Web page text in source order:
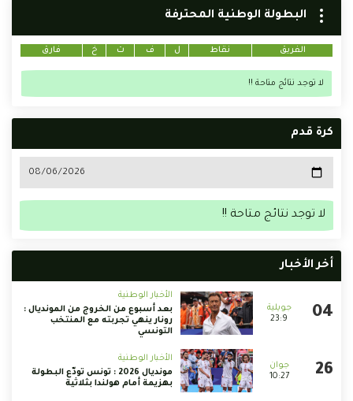
البطولة الوطنية المحترفة
الفريق نقاط ل ف ت خ فارق
لا توجد نتائج متاحة !!
كرة قدم
لا توجد نتائج متاحة !!
أخر الأخبار
23:9
الأخبار الوطنية
بعد أسبوع من الخروج من المونديال :
رونار ينهي تجربته مع المنتخب
التونسي
10:27
الأخبار الوطنية
مونديال 2026 : تونس تودّع البطولة
بهزيمة أمام هولندا بثلاثية